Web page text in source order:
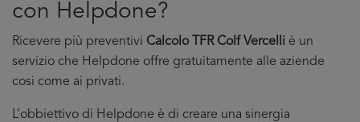
con Helpdone?
Ricevere più preventivi Calcolo TFR Colf Vercelli è un
servizio che Helpdone offre gratuitamente alle aziende
cosi come ai privati.
L’obbiettivo di Helpdone è di creare una sinergia